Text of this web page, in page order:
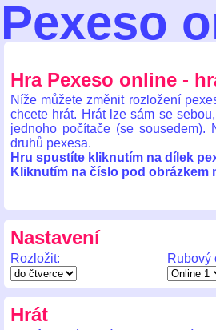
Pexeso
Hra Pexeso online -
Níže můžete změnit rozložení
chcete hrát. Hrát lze sám se
jednoho počítače (se
druhů pexesa.
Hru spustíte kliknutím na dílek
Kliknutím na číslo pod obrázkem
Nastavení
Rozložit: Rubový
Hrát